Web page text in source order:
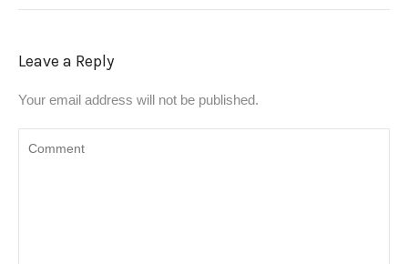
Leave a Reply
Your email address will not be published.